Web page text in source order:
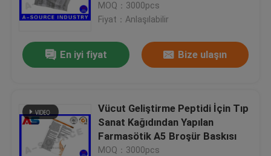
Bir teklif isteği
10 mL Flakon Etiketleri
Küçük Şişe Etiketleri
MOQ：3000pcs
Fiyat：Anlaşılabilir
En iyi fiyat Bize ulaşın
Vücut Geliştirme Peptidi İçin Tıp
Sanat Kağıdından Yapılan
Farmasötik A5 Broşür Baskısı
MOQ：3000pcs